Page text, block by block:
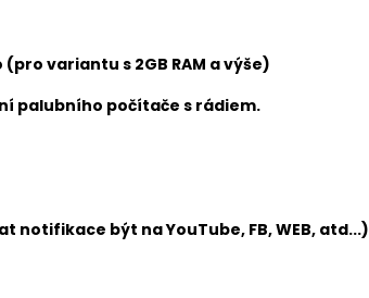
variantu s 2GB RAM a výše)
palubního počítače s rádiem.
notifikace být na YouTube, FB, WEB, atd...)